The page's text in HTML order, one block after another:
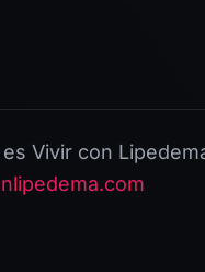
Vivir con